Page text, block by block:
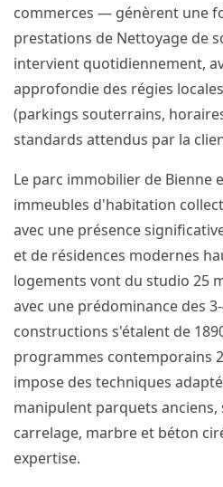
commerces — génèrent une
prestations de Nettoyage de
intervient quotidiennement,
approfondie des régies
(parkings souterrains,
standards attendus par la
Le parc immobilier de Bienne
immeubles d'habitation
avec une présence
et de résidences modernes
logements vont du studio 25
avec une prédominance des 3-
constructions s'étalent de
programmes contemporains
impose des techniques
manipulent parquets
carrelage, marbre et béton
expertise.